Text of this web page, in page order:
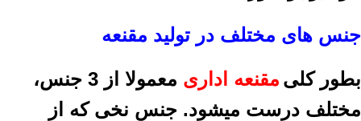
جنس های مختلف در تولید مقنعه
بطور کلی مقنعه اداری معمولا از 3 جنس
،
مختلف درست میشود. جنس نخی که از